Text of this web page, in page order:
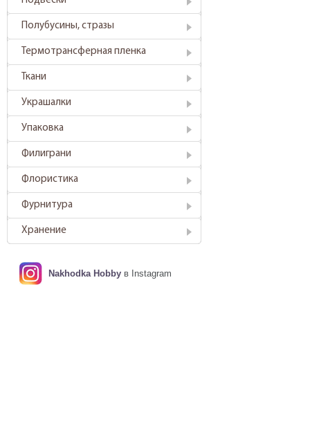
Полубусины, стразы
Термотрансферная пленка
Ткани
Украшалки
Упаковка
Филиграни
Флористика
Фурнитура
Хранение
Nakhodka Hobby в Instagram